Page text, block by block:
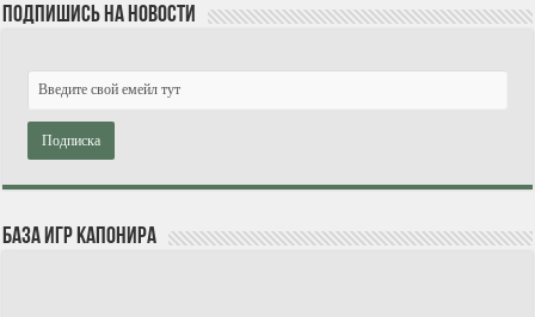
Подпишись на новости
База игр Капонира